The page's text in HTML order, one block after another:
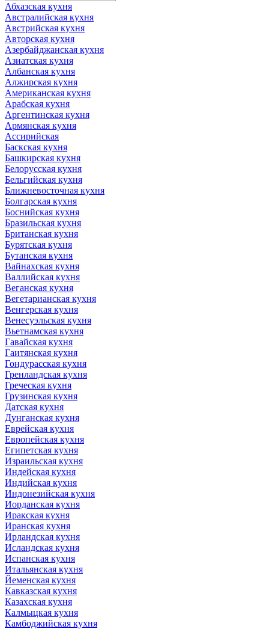
Абхазская кухня
Австралийская кухня
Австрийская кухня
Авторская кухня
Азербайджанская кухня
Азиатская кухня
Албанская кухня
Алжирская кухня
Американская кухня
Арабская кухня
Аргентинская кухня
Армянская кухня
Ассирийская
Баскская кухня
Башкирская кухня
Белорусская кухня
Бельгийская кухня
Ближневосточная кухня
Болгарская кухня
Боснийская кухня
Бразильская кухня
Британская кухня
Бурятская кухня
Бутанская кухня
Вайнахская кухня
Валлийская кухня
Веганская кухня
Вегетарианская кухня
Венгерская кухня
Венесуэльская кухня
Вьетнамская кухня
Гавайская кухня
Гаитянская кухня
Гондурасская кухня
Гренландская кухня
Греческая кухня
Грузинская кухня
Датская кухня
Дунганская кухня
Еврейская кухня
Европейская кухня
Египетская кухня
Израильская кухня
Индейская кухня
Индийская кухня
Индонезийская кухня
Иорданская кухня
Иракская кухня
Иранская кухня
Ирландская кухня
Исландская кухня
Испанская кухня
Итальянская кухня
Йеменская кухня
Кавказская кухня
Казахская кухня
Калмыцкая кухня
Камбоджийская кухня